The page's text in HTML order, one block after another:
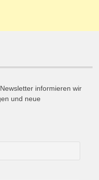
informieren wir
und neue